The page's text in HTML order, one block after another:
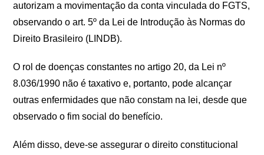
autorizam a movimentação da conta vinculada do FGTS,
observando o art. 5º da Lei de Introdução às Normas do
Direito Brasileiro (LINDB).
O rol de doenças constantes no artigo 20, da Lei nº
8.036/1990 não é taxativo e, portanto, pode alcançar
outras enfermidades que não constam na lei, desde que
observado o fim social do benefício.
Além disso, deve-se assegurar o direito constitucional